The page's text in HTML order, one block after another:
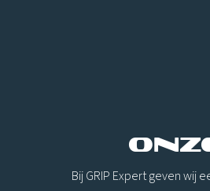
Bij GRIP Expert geven wij